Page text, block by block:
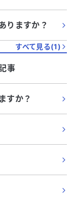
りますか？
すべて見る(1)
事
すか？